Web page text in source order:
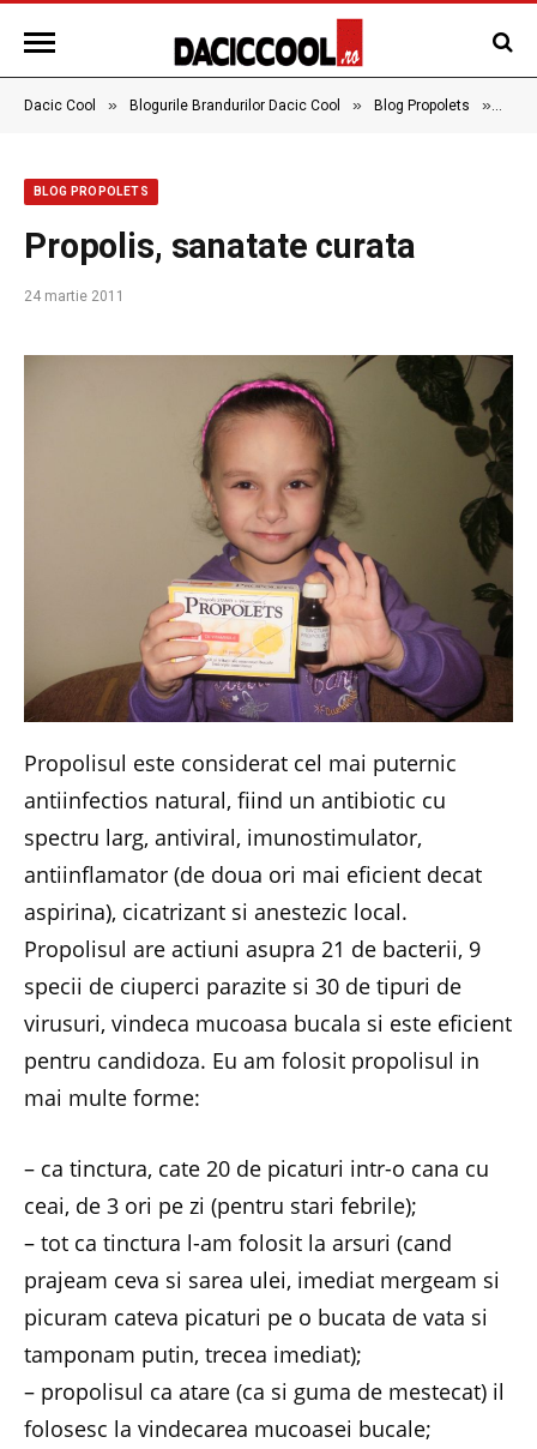
Dacic Cool » Blogurile Brandurilor Dacic Cool » Blog Propolets »
BLOG PROPOLETS
Propolis, sanatate curata
24 martie 2011
Propolisul este considerat cel mai puternic
antiinfectios natural, fiind un antibiotic cu
spectru larg, antiviral, imunostimulator,
antiinflamator (de doua ori mai eficient decat
aspirina), cicatrizant si anestezic local.
Propolisul are actiuni asupra 21 de bacterii, 9
specii de ciuperci parazite si 30 de tipuri de
virusuri, vindeca mucoasa bucala si este eficient
pentru candidoza. Eu am folosit propolisul in
mai multe forme:
– ca tinctura, cate 20 de picaturi intr-o cana cu
ceai, de 3 ori pe zi (pentru stari febrile);
– tot ca tinctura l-am folosit la arsuri (cand
prajeam ceva si sarea ulei, imediat mergeam si
picuram cateva picaturi pe o bucata de vata si
tamponam putin, trecea imediat);
– propolisul ca atare (ca si guma de mestecat) il
folosesc la vindecarea mucoasei bucale;